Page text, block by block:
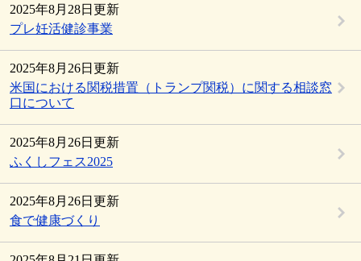
2025年8月28日更新
プレ妊活健診事業
2025年8月26日更新
米国における関税措置（トランプ関税）に関する相談窓
口について
2025年8月26日更新
ふくしフェス2025
2025年8月26日更新
食で健康づくり